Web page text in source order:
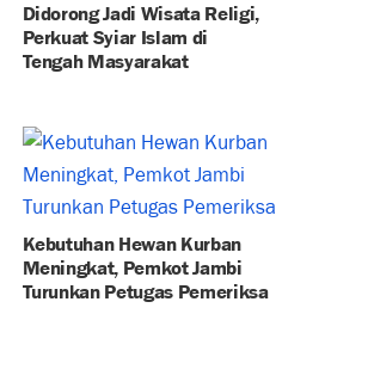
Didorong Jadi Wisata Religi,
Perkuat Syiar Islam di
Tengah Masyarakat
Kebutuhan Hewan Kurban
Meningkat, Pemkot Jambi
Turunkan Petugas Pemeriksa